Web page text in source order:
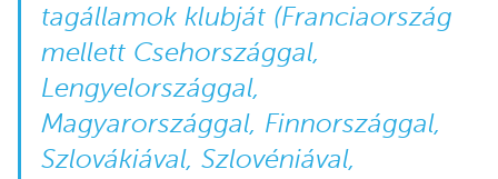
tagállamok klubját(Franciaország
mellett Csehországgal,
Lengyelországgal,
Magyarországgal, Finnországgal,
Szlovákiával, Szlovéniával,